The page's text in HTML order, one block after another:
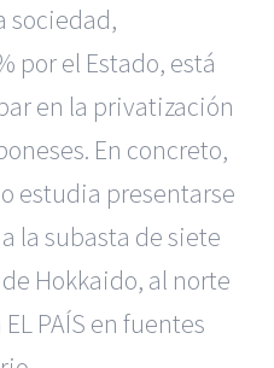
sociedad,
por el Estado, está
en la privatización
En concreto,
estudia presentarse
la subasta de siete
Hokkaido, al norte
PAÍS en fuentes